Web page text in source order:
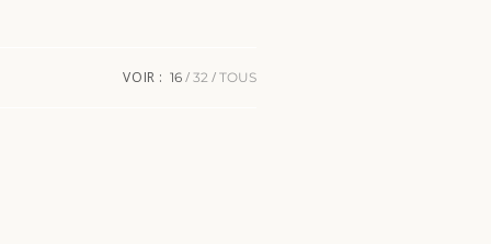
VOIR : 16 32 TOUS